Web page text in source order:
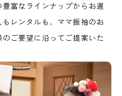
富なラインナップからお選
レンタルも、ママ振袖のお
ご要望に沿ってご提案いた